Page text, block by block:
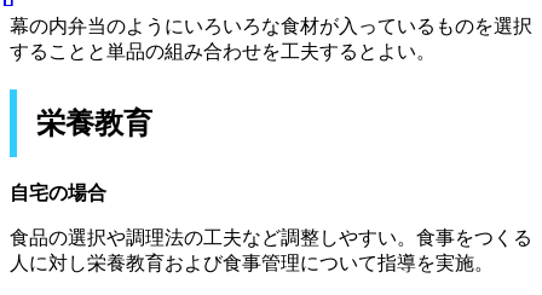
幕の内弁当のようにいろいろな食材が入っているものを選択
することと単品の組み合わせを工夫するとよい。
栄養教育
自宅の場合
食品の選択や調理法の工夫など調整しやすい。食事をつくる
人に対し栄養教育および食事管理について指導を実施。